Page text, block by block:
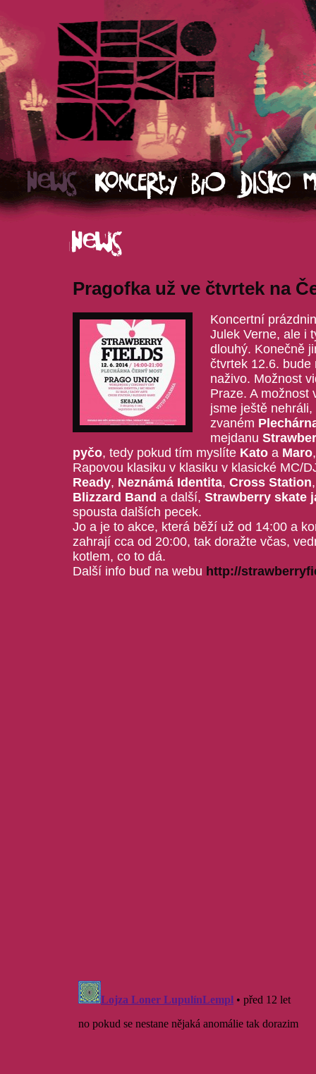
Pragofka už ve čtvrtek na
Koncertní
Julek Verne, ale i
dlouhý. Konečně
čtvrtek 12.6.
naživo. Možnost
Praze. A možnost
jsme ještě
zvaném
mejdanu
pyčo, tedy pokud tím myslíte Katoa Maro
Rapovou klasiku v klasiku v klasické MC/
Ready, Neznámá Identita, Cross Station
Blizzard Band a další, Strawberry skate
spousta dalších pecek.
Jo a je to akce, která běží už od 14:00 a
zahrají cca od 20:00, tak doražte včas,
kotlem, co to dá.
Další info buď na webu http://